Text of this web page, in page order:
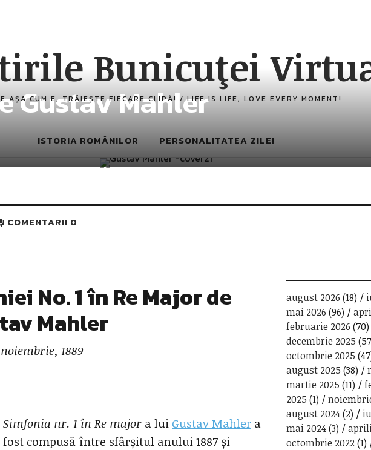
Bunicuţei
AȘA CUM E, TRĂIEȘTE FIECARE CLIPĂ! / LIFE IS LIFE, LOVE EVERY MOMENT!
ISTORIA ROMÂNILOR PERSONALITATEA ZILEI
Gustav Mahler
COMENTARII 0
No. 1 în Re Major de
Mahler
1889
Simfonia nr. 1 în Re major a lui Gustav Mahler a
fost compusă între sfârșitul anului 1887 și
august 2026 (18)
mai 2026 (96)
februarie 2026 (70)
decembrie 2025
octombrie 2025
august 2025 (38)
martie 2025 (11)
2025 (1)
august 2024(2)
mai 2024(3)
octombrie 2022(1)